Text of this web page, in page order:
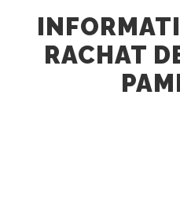
RACHAT